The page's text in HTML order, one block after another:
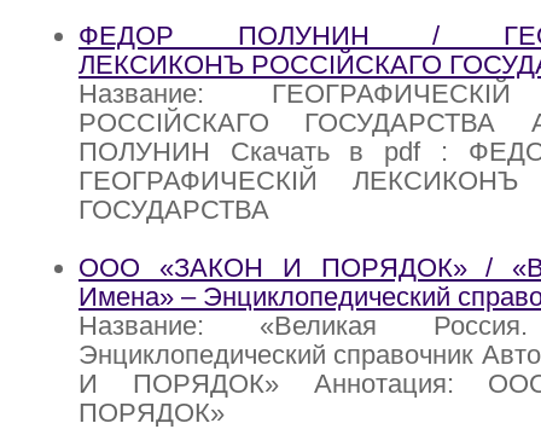
ФЕДОР ПОЛУНИН /
ЛЕКСИКОНЪ РОССIЙСКАГО
Название:
РОССIЙСКАГО ГОСУДАРСТВА
ПОЛУНИН Скачать в pdf :
ГЕОГРАФИЧЕСКIЙ ЛЕКСИКОНЪ
ГОСУДАРСТВА
ООО «ЗАКОН И ПОРЯДОК» /
Имена» – Энциклопедический
Название: «Великая
Энциклопедический справочник
И ПОРЯДОК» Аннотация:
ПОРЯДОК»